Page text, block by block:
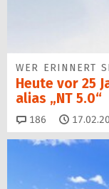
WER ERINNERT
Heute vor 25
alias „NT 5.0“
186 Kommentare